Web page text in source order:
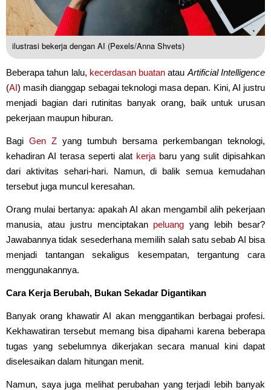
ilustrasi bekerja dengan AI (Pexels/Anna Shvets)
Beberapa tahun lalu, kecerdasan buatan atau Artificial Intelligence
(AI) masih dianggap sebagai teknologi masa depan. Kini, AI justru
menjadi bagian dari rutinitas banyak orang, baik untuk urusan
pekerjaan maupun hiburan.
Bagi Gen Z yang tumbuh bersama perkembangan teknologi,
kehadiran AI terasa seperti alat kerja baru yang sulit dipisahkan
dari aktivitas sehari-hari. Namun, di balik semua kemudahan
tersebut juga muncul keresahan.
Orang mulai bertanya: apakah AI akan mengambil alih pekerjaan
manusia, atau justru menciptakan peluang yang lebih besar?
Jawabannya tidak sesederhana memilih salah satu sebab AI bisa
menjadi tantangan sekaligus kesempatan, tergantung cara
menggunakannya.
Cara Kerja Berubah, Bukan Sekadar Digantikan
Banyak orang khawatir AI akan menggantikan berbagai profesi.
Kekhawatiran tersebut memang bisa dipahami karena beberapa
tugas yang sebelumnya dikerjakan secara manual kini dapat
diselesaikan dalam hitungan menit.
Namun, saya juga melihat perubahan yang terjadi lebih banyak